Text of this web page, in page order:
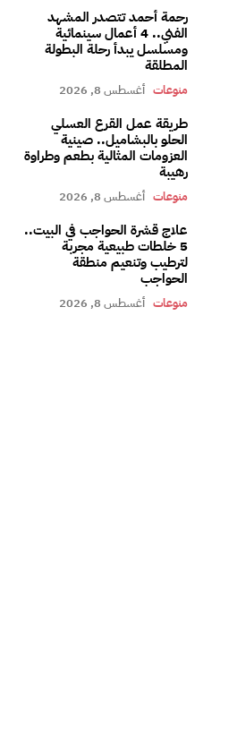
رحمة أحمد تتصدر المشهد
الفني.. 4 أعمال سينمائية
ومسلسل يبدأ رحلة البطولة
المطلقة
منوعات أغسطس 8, 2026
طريقة عمل القرع العسلي
الحلو بالبشاميل.. صينية
العزومات المثالية بطعم وطراوة
رهيبة
منوعات أغسطس 8, 2026
علاج قشرة الحواجب في البيت..
5 خلطات طبيعية مجربة
لترطيب وتنعيم منطقة
الحواجب
منوعات أغسطس 8, 2026